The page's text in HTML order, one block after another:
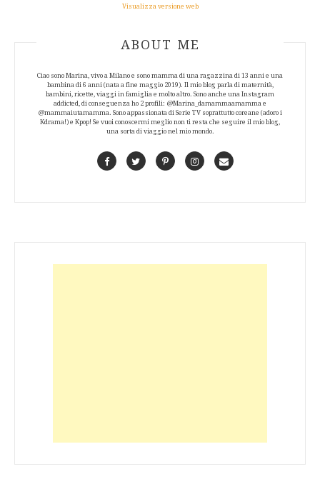
Visualizza versione web
ABOUT AUTHOR
ABOUT ME
Ciao sono Marina, vivo a Milano e sono mamma di una ragazzina di 13 anni e una
bambina di 6 anni (nata a fine maggio 2019). Il mio blog parla di maternità,
bambini, ricette, viaggi in famiglia e molto altro. Sono anche una Instagram
addicted, di conseguenza ho 2 profili: @Marina_damammaamamma e
@mammaiutamamma. Sono appassionata di Serie TV soprattutto coreane (adoro i
Kdrama!) e Kpop! Se vuoi conoscermi meglio non ti resta che seguire il mio blog,
una sorta di viaggio nel mio mondo.
FacebookTwitterPinterestInstagramContact